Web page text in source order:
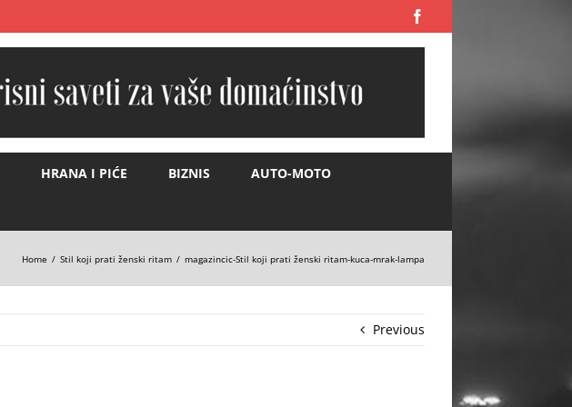
HRANA I PIĆE BIZNIS
AUTO-MOTO
Home Stil koji prati ženski ritam magazincic-Stil koji prati ženski ritam-kuca-mrak-lampa
Previous